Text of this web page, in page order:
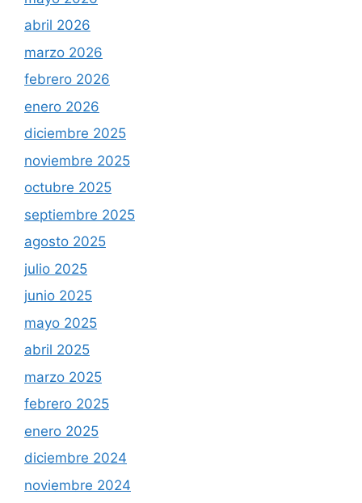
abril 2026
marzo 2026
febrero 2026
enero 2026
diciembre 2025
noviembre 2025
octubre 2025
septiembre 2025
agosto 2025
julio 2025
junio 2025
mayo 2025
abril 2025
marzo 2025
febrero 2025
enero 2025
diciembre 2024
noviembre 2024